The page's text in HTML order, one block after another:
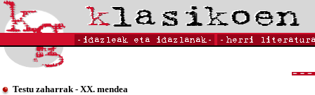
Testu zaharrak - XX. mendea